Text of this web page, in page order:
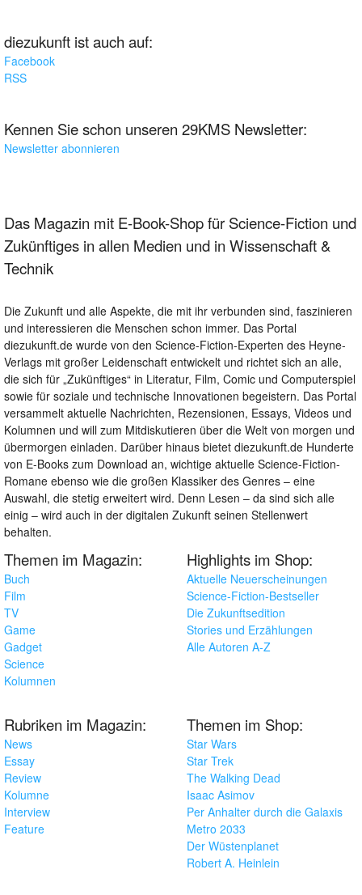
diezukunft ist auch auf:
Facebook
RSS
Kennen Sie schon unseren 29KMS Newsletter:
Newsletter abonnieren
Das Magazin mit E-Book-Shop für Science-Fiction und
Zukünftiges in allen Medien und in Wissenschaft &
Technik
Die Zukunft und alle Aspekte, die mit ihr verbunden sind, faszinieren
und interessieren die Menschen schon immer. Das Portal
diezukunft.de wurde von den Science-Fiction-Experten des Heyne-
Verlags mit großer Leidenschaft entwickelt und richtet sich an alle,
die sich für „Zukünftiges“ in Literatur, Film, Comic und Computerspiel
sowie für soziale und technische Innovationen begeistern. Das Portal
versammelt aktuelle Nachrichten, Rezensionen, Essays, Videos und
Kolumnen und will zum Mitdiskutieren über die Welt von morgen und
übermorgen einladen. Darüber hinaus bietet diezukunft.de Hunderte
von E-Books zum Download an, wichtige aktuelle Science-Fiction-
Romane ebenso wie die großen Klassiker des Genres – eine
Auswahl, die stetig erweitert wird. Denn Lesen – da sind sich alle
einig – wird auch in der digitalen Zukunft seinen Stellenwert
behalten.
Themen im Magazin:
Buch
Film
TV
Game
Gadget
Science
Kolumnen
Highlights im Shop:
Aktuelle Neuerscheinungen
Science-Fiction-Bestseller
Die Zukunftsedition
Stories und Erzählungen
Alle Autoren A-Z
Rubriken im Magazin:
News
Essay
Review
Kolumne
Interview
Feature
Themen im Shop:
Star Wars
Star Trek
The Walking Dead
Isaac Asimov
Per Anhalter durch die Galaxis
Metro 2033
Der Wüstenplanet
Robert A. Heinlein